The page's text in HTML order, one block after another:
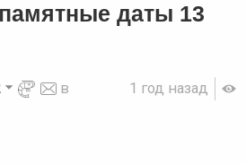
даты 13
1 год назад
в